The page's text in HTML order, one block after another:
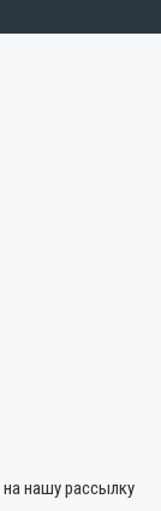
нашу рассылку